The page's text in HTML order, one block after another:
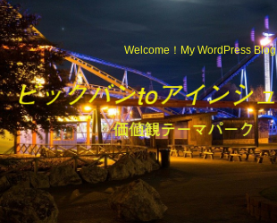
Welcome！My WordPress Blog